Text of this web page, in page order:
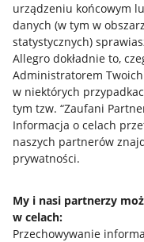
urządzeniu końcowym
danych (w tym w
statystycznych)
Allegro dokładnie to,
Administratorem
w niektórych
tym tzw. “Zaufani
Informacja o celach
naszych partnerów
prywatności.
My i nasi partnerzy
w celach:
Przechowywanie
Allegro Gadane dla
Allegro Gadane dla
Mapa miejscowości
Informacje prawne
Regulamin
Ustawienia plików
Udostępnianie